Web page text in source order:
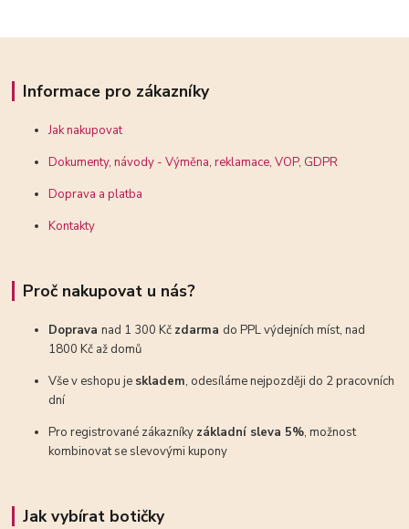
Informace pro zákazníky
Jak nakupovat
Dokumenty, návody - Výměna, reklamace, VOP, GDPR
Doprava a platba
Kontakty
Proč nakupovat u nás?
Dopravanad 1 300 Kč zdarma do PPL výdejních míst, nad
1800 Kč až domů
Vše v eshopu je skladem, odesíláme nejpozději do 2 pracovních
dní
Pro registrované zákazníky základní sleva 5%, možnost
kombinovat se slevovými kupony
Jak vybírat botičky